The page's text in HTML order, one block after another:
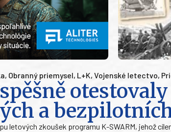
, Obranný priemysel, L+K, Vojenské letectvo,
otestovaly
a
letových zkoušek programu K-SWARM, jehož